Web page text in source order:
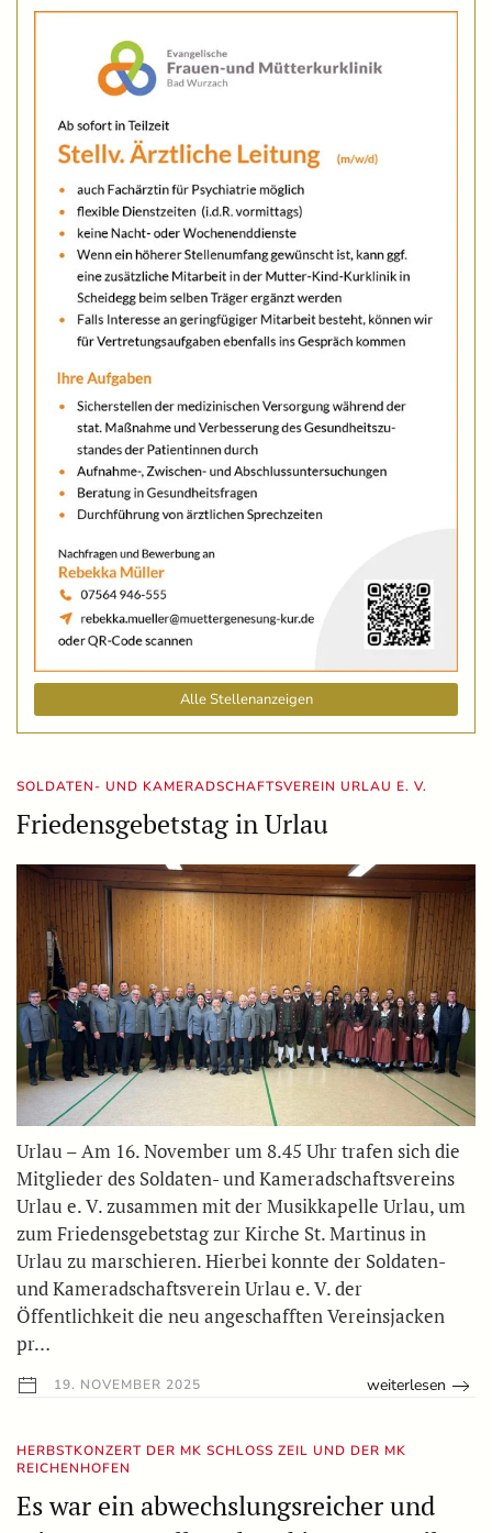
Alle Stellenanzeigen
SOLDATEN- UND KAMERADSCHAFTSVEREIN URLAU E. V.
Friedensgebetstag in Urlau
Urlau – Am 16. November um 8.45 Uhr trafen sich die
Mitglieder des Soldaten- und Kameradschaftsvereins
Urlau e. V. zusammen mit der Musikkapelle Urlau, um
zum Friedensgebetstag zur Kirche St. Martinus in
Urlau zu marschieren. Hierbei konnte der Soldaten-
und Kameradschaftsverein Urlau e. V. der
Öffentlichkeit die neu angeschafften Vereinsjacken
pr…
19. NOVEMBER 2025 weiterlesen
HERBSTKONZERT DER MK SCHLOSS ZEIL UND DER MK R
EICHENHOFEN
Es war ein abwechslungsreicher und